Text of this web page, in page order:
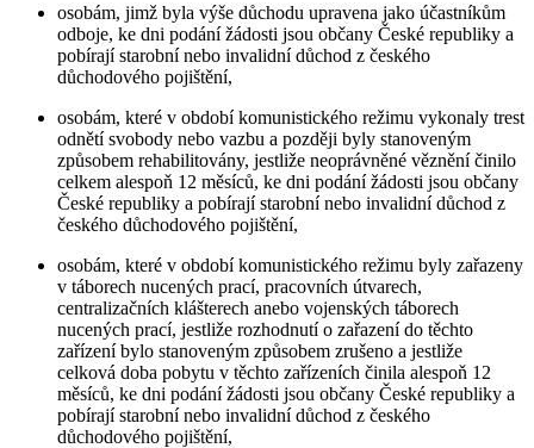
osobám, jimž byla výše důchodu upravena jako účastníkům
odboje, ke dni podání žádosti jsou občany České republiky a
pobírají starobní nebo invalidní důchod z českého
důchodového pojištění,
osobám, které v období komunistického režimu vykonaly trest
odnětí svobody nebo vazbu a později byly stanoveným
způsobem rehabilitovány, jestliže neoprávněné věznění činilo
celkem alespoň 12 měsíců, ke dni podání žádosti jsou občany
České republiky a pobírají starobní nebo invalidní důchod z
českého důchodového pojištění,
osobám, které v období komunistického režimu byly zařazeny
v táborech nucených prací, pracovních útvarech,
centralizačních klášterech anebo vojenských táborech
nucených prací, jestliže rozhodnutí o zařazení do těchto
zařízení bylo stanoveným způsobem zrušeno a jestliže
celková doba pobytu v těchto zařízeních činila alespoň 12
měsíců, ke dni podání žádosti jsou občany České republiky a
pobírají starobní nebo invalidní důchod z českého
důchodového pojištění,